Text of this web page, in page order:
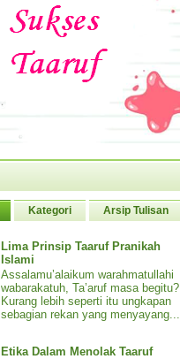
Kategori Arsip Tulisan
Lima Prinsip Taaruf Pranikah
Islami
Assalamu’alaikum warahmatullahi
wabarakatuh, Ta’aruf masa begitu?
Kurang lebih seperti itu ungkapan
sebagian rekan yang menyayang...
Etika Dalam Menolak Taaruf